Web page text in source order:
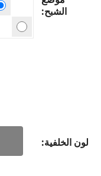
الشبح
لون الخلفية